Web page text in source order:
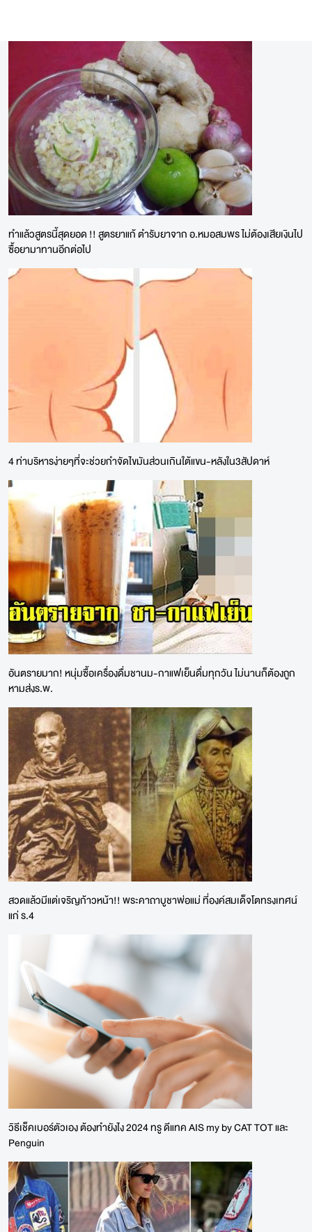
ทำแล้วสูตรนี้สุดยอด !! สูตรยาแก้ ตำรับยาจาก อ.หมอสมพร ไม่ต้องเสียเงินไป
ซื้อยามาทานอีกต่อไป
4 ท่าบริหารง่ายๆที่จะช่วยกำจัดไขมันส่วนเกินใต้แขน-หลังใน3สัปดาห์
อันตรายมาก! หนุ่มซื้อเครื่องดื่มชานม-กาแฟเย็นดื่มทุกวัน ไม่นานก็ต้องถูก
หามส่งร.พ.
สวดแล้วมีแต่เจริญก้าวหน้า!! พระคาถาบูชาพ่อแม่ ที่องค์สมเด็จโตทรงเทศน์
แก่ ร.4
วิธีเช็คเบอร์ตัวเอง ต้องทำยังไง 2024 ทรู ดีแทค AIS my by CAT TOT และ
Penguin